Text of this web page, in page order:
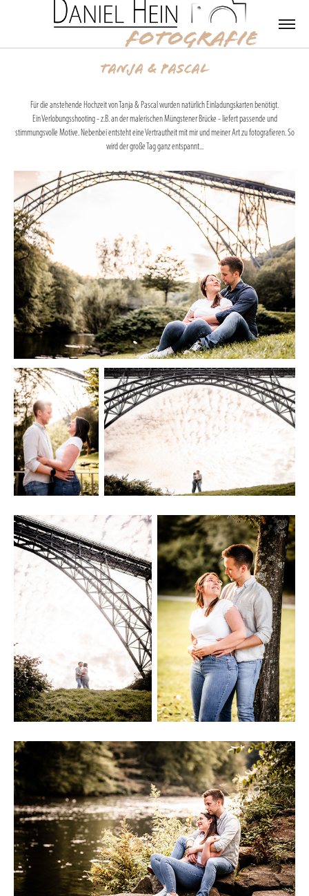
TANJA & PASCAL
Für die anstehende Hochzeit von Tanja & Pascal wurden natürlich Einladungskarten benötigt.
Ein Verlobungsshooting - z.B. an der malerischen Müngstener Brücke - liefert passende und
stimmungsvolle Motive. Nebenbei entsteht eine Vertrautheit mit mir und meiner Art zu fotografieren. So
wird der große Tag ganz entspannt...